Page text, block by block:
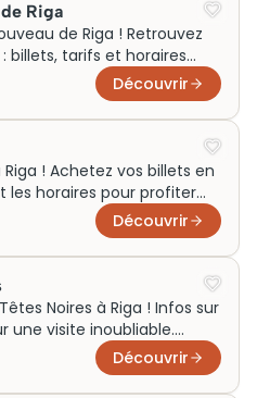
Riga
de Riga ! Retrouvez
billets, tarifs et horaires
Découvrir
! Achetez vos billets en
les horaires pour profiter
historique.Découvrir
Noires à Riga ! Infos sur
une visite inoubliable.
Découvrir